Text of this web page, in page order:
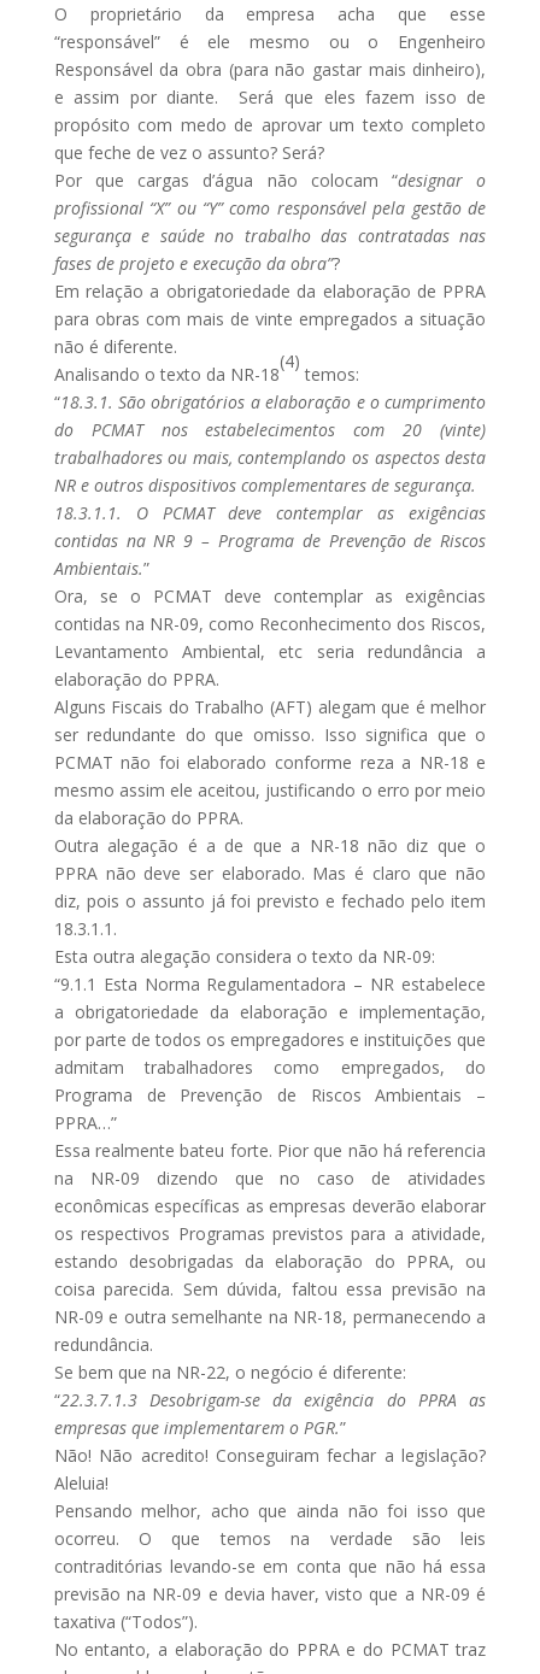
O proprietário da empresa acha que esse
“responsável” é ele mesmo ou o Engenheiro
Responsável da obra (para não gastar mais dinheiro),
e assim por diante. Será que eles fazem isso de
propósito com medo de aprovar um texto completo
que feche de vez o assunto? Será?
Por que cargas d’água não colocam “designar o
profissional “X” ou “Y” como responsável pela gestão de
segurança e saúde no trabalho das contratadas nas
fases de projeto e execução da obra”?
Em relação a obrigatoriedade da elaboração de PPRA
para obras com mais de vinte empregados a situação
não é diferente.
Analisando o texto da NR-18
(4)
temos:
“18.3.1. São obrigatórios a elaboração e o cumprimento
do PCMAT nos estabelecimentos com 20 (vinte)
trabalhadores ou mais, contemplando os aspectos desta
NR e outros dispositivos complementares de segurança.
18.3.1.1. O PCMAT deve contemplar as exigências
contidas na NR 9 – Programa de Prevenção de Riscos
Ambientais.”
Ora, se o PCMAT deve contemplar as exigências
contidas na NR-09, como Reconhecimento dos Riscos,
Levantamento Ambiental, etc seria redundância a
elaboração do PPRA.
Alguns Fiscais do Trabalho (AFT) alegam que é melhor
ser redundante do que omisso. Isso significa que o
PCMAT não foi elaborado conforme reza a NR-18 e
mesmo assim ele aceitou, justificando o erro por meio
da elaboração do PPRA.
Outra alegação é a de que a NR-18 não diz que o
PPRA não deve ser elaborado. Mas é claro que não
diz, pois o assunto já foi previsto e fechado pelo item
18.3.1.1.
Esta outra alegação considera o texto da NR-09:
“9.1.1 Esta Norma Regulamentadora – NR estabelece
a obrigatoriedade da elaboração e implementação,
por parte de todos os empregadores e instituições que
admitam trabalhadores como empregados, do
Programa de Prevenção de Riscos Ambientais –
PPRA…”
Essa realmente bateu forte. Pior que não há referencia
na NR-09 dizendo que no caso de atividades
econômicas específicas as empresas deverão elaborar
os respectivos Programas previstos para a atividade,
estando desobrigadas da elaboração do PPRA, ou
coisa parecida. Sem dúvida, faltou essa previsão na
NR-09 e outra semelhante na NR-18, permanecendo a
redundância.
Se bem que na NR-22, o negócio é diferente:
“22.3.7.1.3 Desobrigam-se da exigência do PPRA as
empresas que implementarem o PGR.”
Não! Não acredito! Conseguiram fechar a legislação?
Aleluia!
Pensando melhor, acho que ainda não foi isso que
ocorreu. O que temos na verdade são leis
contraditórias levando-se em conta que não há essa
previsão na NR-09 e devia haver, visto que a NR-09 é
taxativa (“Todos”).
No entanto, a elaboração do PPRA e do PCMAT traz